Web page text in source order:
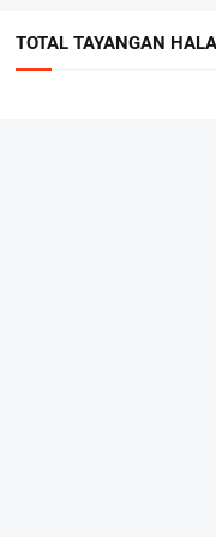
TOTAL TAYANGAN